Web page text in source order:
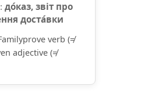
до́каз, звіт про
доста́вки
verb (≠
adjective (≠